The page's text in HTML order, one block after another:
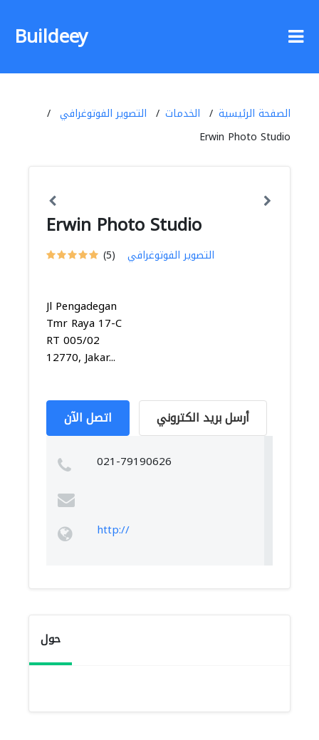
Buildeey
الصفحة الرئيسية الخدمات
التصوير الفوتوغرافي
Erwin Photo Studio
Erwin Photo Studio
(5) التصوير الفوتوغرافي
Jl Pengadegan
Tmr Raya 17-C
RT 005/02
12770, Jakar...
اتصل الآن أرسل بريد الكتروني
021-79190626
http://
حول